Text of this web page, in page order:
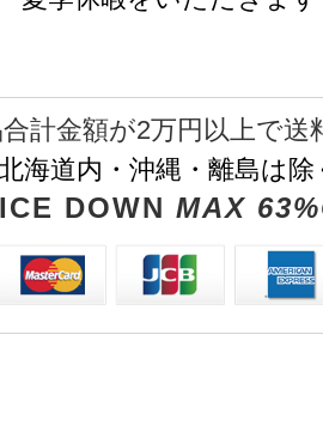
計金額が2万円以上で送
北海道内・沖縄・離島は
DOWN MAX